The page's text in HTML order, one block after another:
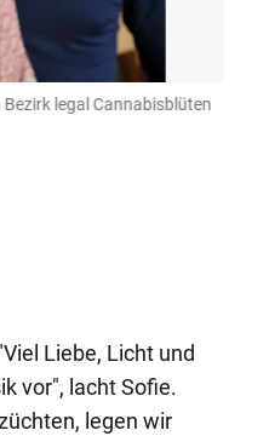
legal Cannabisblüten
Liebe, Licht und
vor", lacht Sofie.
legen wir